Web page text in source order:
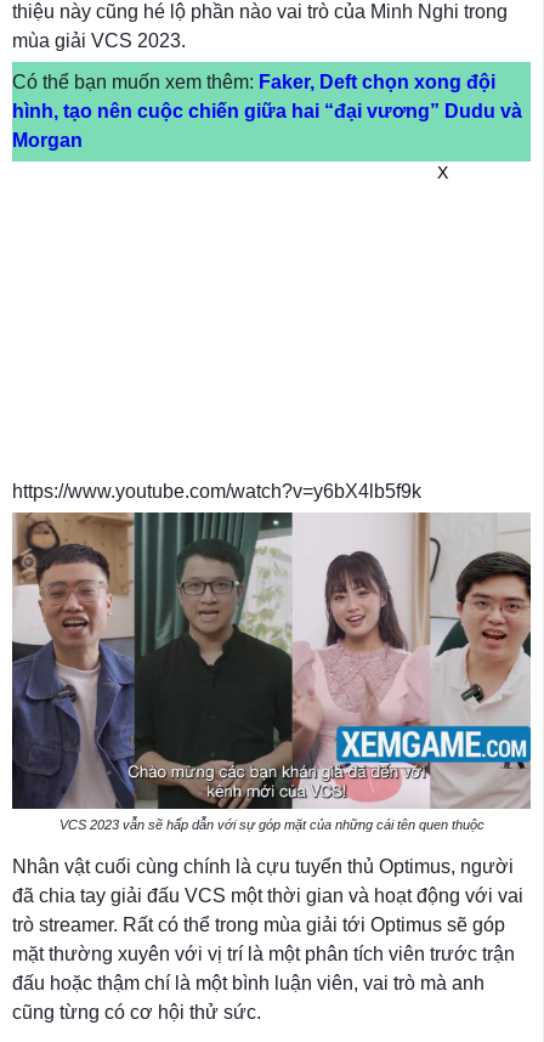
thiệu này cũng hé lộ phần nào vai trò của Minh Nghi trong
mùa giải VCS 2023.
Có thể bạn muốn xem thêm: Faker, Deft chọn xong đội
hình, tạo nên cuộc chiến giữa hai “đại vương” Dudu và
Morgan
X
https://www.youtube.com/watch?v=y6bX4lb5f9k
VCS 2023 vẫn sẽ hấp dẫn với sự góp mặt của những cái tên quen thuộc
Nhân vật cuối cùng chính là cựu tuyển thủ Optimus, người
đã chia tay giải đấu VCS một thời gian và hoạt động với vai
trò streamer. Rất có thể trong mùa giải tới Optimus sẽ góp
mặt thường xuyên với vị trí là một phân tích viên trước trận
đấu hoặc thậm chí là một bình luận viên, vai trò mà anh
cũng từng có cơ hội thử sức.